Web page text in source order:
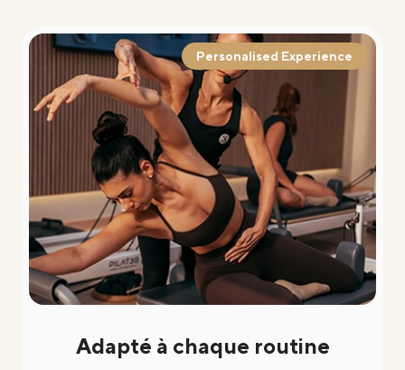
Personalised Experience
Adapté à chaque routine